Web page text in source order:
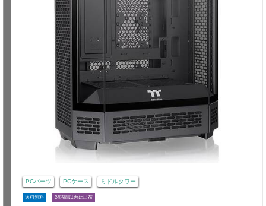
PCパーツ PCケース ミドルタワー
送料無料 24時間以内に出荷